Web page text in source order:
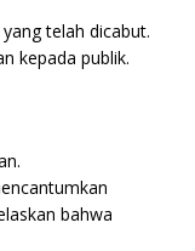
telah dicabut.
kepada publik.
bahwa